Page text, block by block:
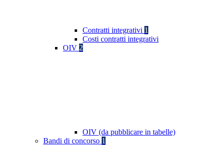
Contratti integrativi 1
Costi contratti integrativi
OIV 2
OIV (da pubblicare in tabelle)
Bandi di concorso 1